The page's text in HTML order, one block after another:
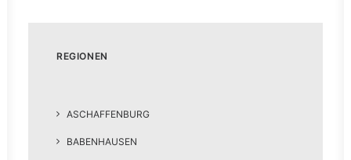
REGIONEN
ASCHAFFENBURG
BABENHAUSEN